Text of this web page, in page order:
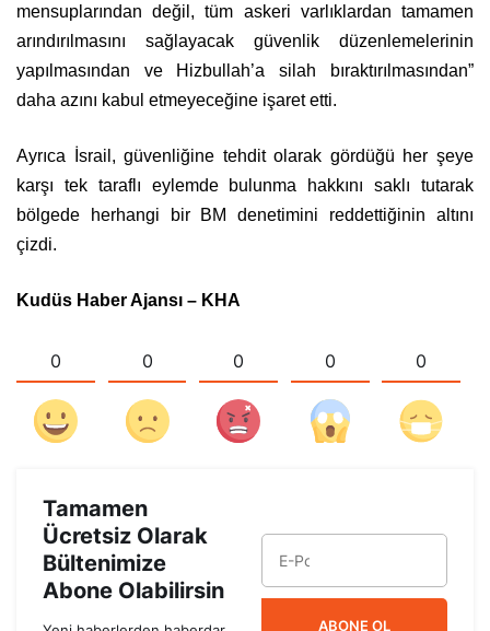
mensuplarından değil, tüm askeri varlıklardan tamamen
arındırılmasını sağlayacak güvenlik düzenlemelerinin
yapılmasından ve Hizbullah’a silah bıraktırılmasından”
daha azını kabul etmeyeceğine işaret etti.
Ayrıca İsrail, güvenliğine tehdit olarak gördüğü her şeye
karşı tek taraflı eylemde bulunma hakkını saklı tutarak
bölgede herhangi bir BM denetimini reddettiğinin altını
çizdi.
Kudüs Haber Ajansı – KHA
0 0 0 0 0
Tamamen
Ücretsiz Olarak
Bültenimize
Abone Olabilirsin
ABONE OL